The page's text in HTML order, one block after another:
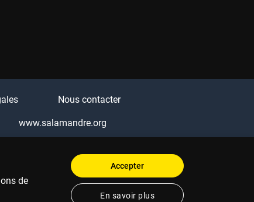
Nous contacter
www.salamandre.org
de
Accepter
En savoir plus